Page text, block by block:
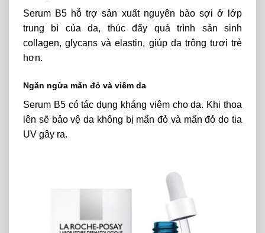
Serum B5 hỗ trợ sản xuất nguyên bào sợi ở lớp
trung bì của da, thúc đẩy quá trình sản sinh
collagen, glycans và elastin, giúp da trông tươi trẻ
hơn.
Ngăn ngừa mẩn đỏ và viêm da
Serum B5 có tác dụng kháng viêm cho da. Khi thoa
lên sẽ bảo vệ da không bị mẩn đỏ và mẩn đỏ do tia
UV gây ra.